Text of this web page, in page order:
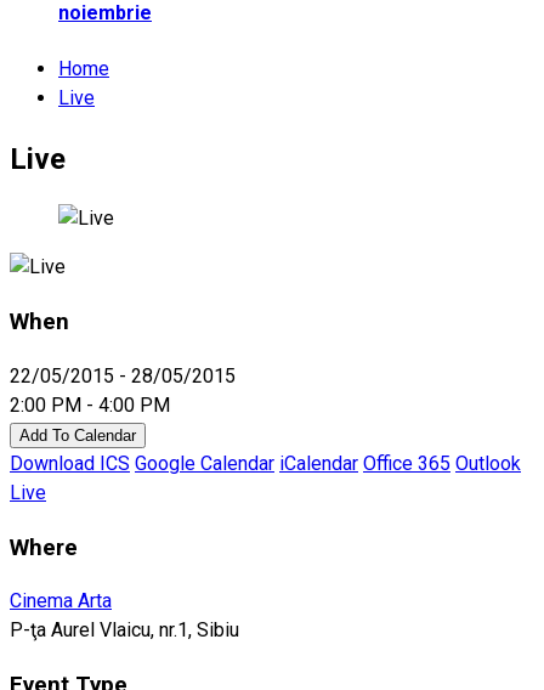
noiembrie
Home
Live
Live
When
22/05/2015 - 28/05/2015
2:00 PM - 4:00 PM
Add To Calendar
Download ICS Google Calendar iCalendar Office 365 Outlook
Live
Where
Cinema Arta
P-ţa Aurel Vlaicu, nr.1, Sibiu